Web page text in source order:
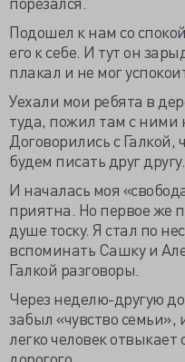
Подошел к нам со
его к себе. И тут он
плакал и не мог
Уехали мои ребята в
туда, пожил там с ними
Договорились с Галкой,
будем писать друг другу.
И началась моя
приятна. Но первое же
душе тоску. Я стал по
вспоминать Сашку и
Галкой разговоры.
Через неделю-другую
забыл «чувство семьи»,
легко человек отвыкает